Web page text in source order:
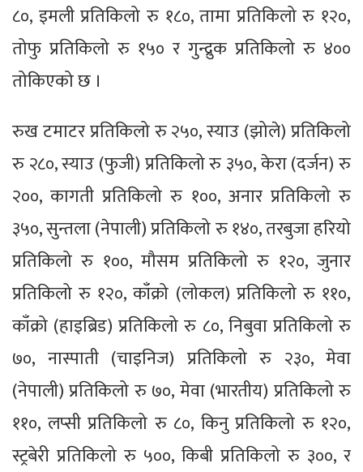
८०, इमली प्रतिकिलो रु १८०, तामा प्रतिकिलो रु १२०,
तोफु प्रतिकिलो रु १५० र गुन्द्रुक प्रतिकिलो रु ४००
तोकिएको छ ।
रुख टमाटर प्रतिकिलो रु २५०, स्याउ (झोले) प्रतिकिलो
रु २८०, स्याउ (फुजी) प्रतिकिलो रु ३५०, केरा (दर्जन) रु
२००, कागती प्रतिकिलो रु १००, अनार प्रतिकिलो रु
३५०, सुन्तला (नेपाली) प्रतिकिलो रु १४०, तरबुजा हरियो
प्रतिकिलो रु १००, मौसम प्रतिकिलो रु १२०, जुनार
प्रतिकिलो रु १२०, काँक्रो (लोकल) प्रतिकिलो रु ११०,
काँक्रो (हाइब्रिड) प्रतिकिलो रु ८०, निबुवा प्रतिकिलो रु
७०, नास्पाती (चाइनिज) प्रतिकिलो रु २३०, मेवा
(नेपाली) प्रतिकिलो रु ७०, मेवा (भारतीय) प्रतिकिलो रु
११०, लप्सी प्रतिकिलो रु ८०, किनु प्रतिकिलो रु १२०,
स्ट्रबेरी प्रतिकिलो रु ५००, किबी प्रतिकिलो रु ३००, र